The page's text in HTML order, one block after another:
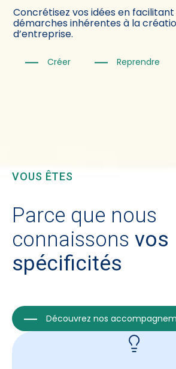
Concrétisez vos idées en
démarches inhérentes à la
d’entreprise.
Créer Reprendre
VOUS ÊTES
Parce que nous
connaissons vos
spécificités
Découvrez nos